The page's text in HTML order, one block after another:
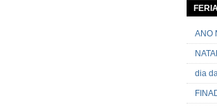
onde
ANO
NATAL
dia